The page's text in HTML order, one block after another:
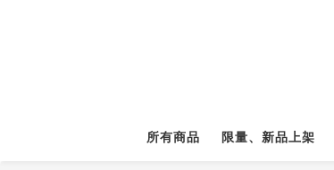
所有商品 限量、新品上架